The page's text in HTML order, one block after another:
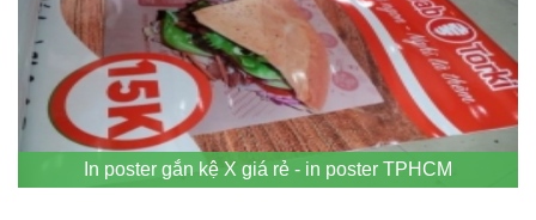
In poster gắn kệ X giá rẻ - in poster TPHCM